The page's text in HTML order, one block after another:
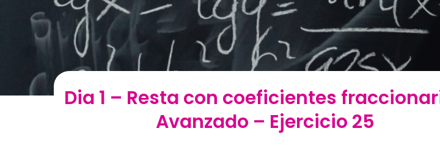
Dia 1 – Resta con coeficientes
Avanzado – Ejercicio 25